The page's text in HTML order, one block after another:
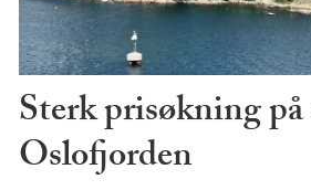
Sterk prisøkning
Oslofjorden